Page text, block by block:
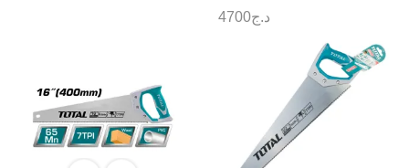
د.ج4700